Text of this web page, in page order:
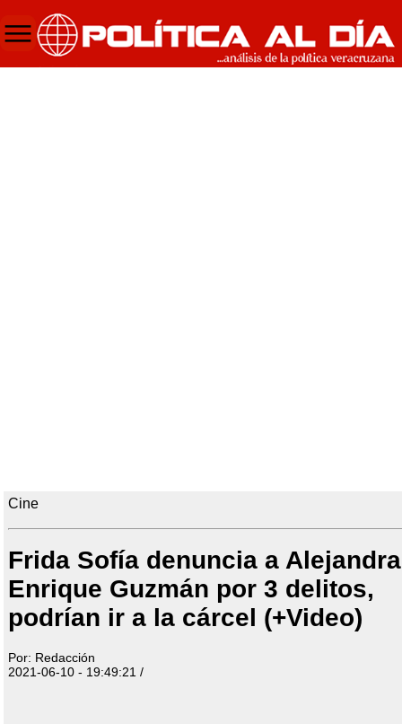
Cine
Frida Sofía denuncia a
Enrique Guzmán por 3 delitos,
podrían ir a la cárcel (+Video)
Por: Redacción
2021-06-10 - 19:49:21 /